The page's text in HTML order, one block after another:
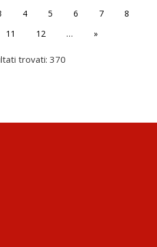
4 5 6 7
8
11 12 … »
trovati: 370